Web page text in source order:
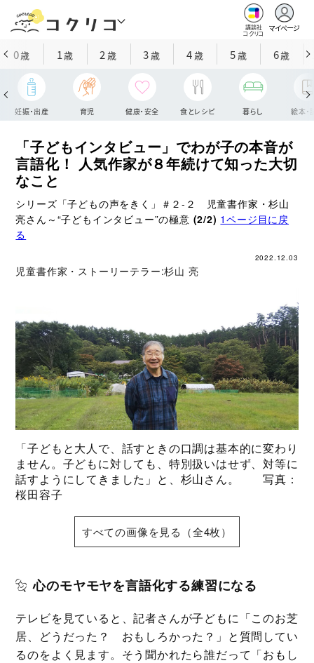
講談社
コクリコ
マイページ
0歳 1歳 2 歳 3歳 4歳 5歳 6歳
妊娠・出産 育児 健康・安全 食とレシピ 暮らし 絵本・
「子どもインタビュー」でわが子の本音が
言語化！ 人気作家が８年続けて知った大切
なこと
シリーズ「子どもの声をきく」＃２‐２ 児童書作家・杉山
亮さん～“子どもインタビュー”の極意 (2/2) 1ページ目に戻
る
2022.12.03
児童書作家・ストーリーテラー:杉山 亮
「子どもと大人で、話すときの口調は基本的に変わり
ません。子どもに対しても、特別扱いはせず、対等に
話すようにしてきました」と、杉山さん。 写真：
桜田容子
すべての画像を見る（全4枚）
心のモヤモヤを言語化する練習になる
テレビを見ていると、記者さんが子どもに「このお芝
居、どうだった？ おもしろかった？」と質問してい
るのをよく見ます。そう聞かれたら誰だって「おもし